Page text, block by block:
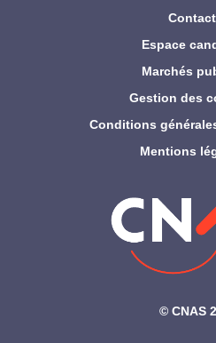
©‎ CNAS
Contact
Espace
Marchés
Gestion des
Conditions
Mentions